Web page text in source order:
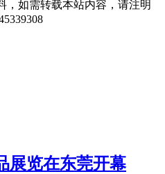
，如需转载本站内容，请注明
展览在东莞开幕